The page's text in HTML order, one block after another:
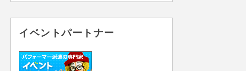
イベントパートナー